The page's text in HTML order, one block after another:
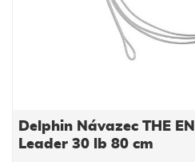
Delphin Návazec THE
Leader 30 lb 80 cm